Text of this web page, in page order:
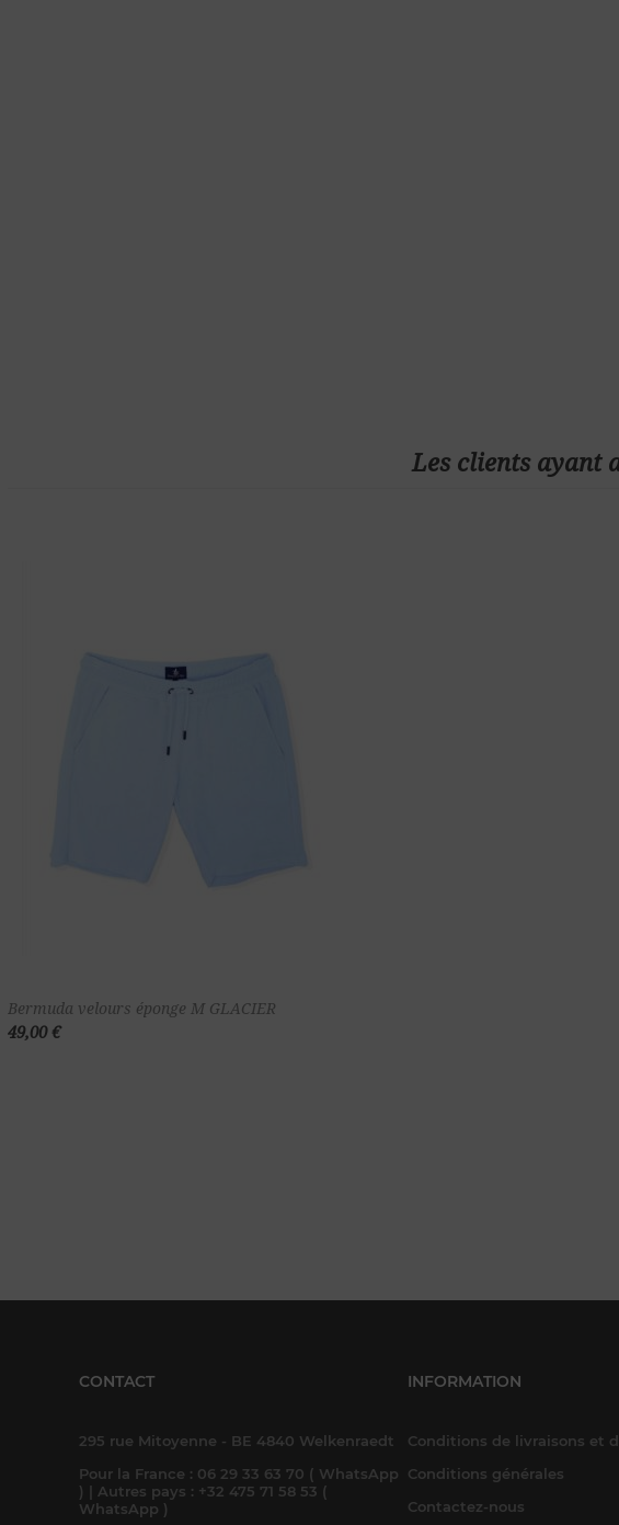
Les clients ayant
Ajouter au
Bermuda velours éponge M GLACIER
49,00 €
CONTACT
295 rue Mitoyenne - BE 4840 Welkenraedt
Pour la France : 06 29 33 63 70 ( WhatsApp
) | Autres pays : +32 475 71 58 53 (
WhatsApp )
INFORMATION
Conditions de livraisons et
Conditions générales
Contactez-nous